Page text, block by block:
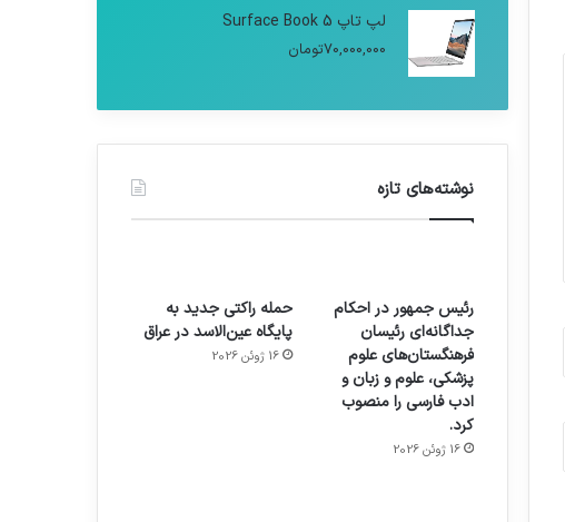
لپ تاپ Surface Book 5
70,000,000تومان
نوشته‌های تازه
رئیس جمهور در احکام
جداگانه‌ای رئیسان
فرهنگستان‌های علوم
پزشکی، علوم و زبان و
ادب فارسی را منصوب
کرد.
16 ژوئن 2026
حمله راکتی جدید به
پایگاه عین‌الاسد در عراق
16 ژوئن 2026